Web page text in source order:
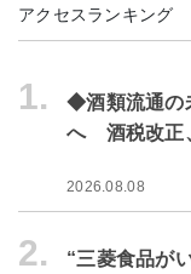
アクセスランキング
1.
◆酒類流通の
へ 酒税改正
2026.08.08
2.
“三菱食品が